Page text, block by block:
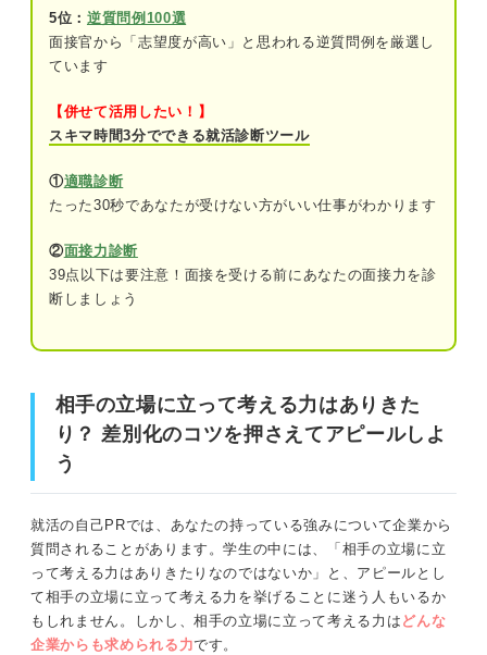
直接顧客とかかわる仕事
人を指導・サポートする仕事
3ステップで簡単！ 相手の立場に立って考える力を
アピールしよう
経験で得た成果や学びを伝える
ール表現に言い換えよう！
協調性がある
コミュニケーション能力がある
相手の立場に立つ力をアピールするときは2つのマ
イナスな印象を払拭しよう
受け身の印象を残す傾向にある！ 主体性を
5位： 逆質問例100選
面接官から「志望度が高い」と思われる逆質問例を厳選し
ています
【併せて活用したい！】
スキマ時間3分でできる就活診断ツール
①適職診断
たった30秒であなたが受けない方がいい仕事がわかります
②面接力診断
39点以下は要注意！面接を受ける前にあなたの面接力を診
断しましょう
相手の立場に立って考える力はありきた
り？ 差別化のコツを押さえてアピールしよ
う
就活の自己PRでは、あなたの持っている強みについて企業から
質問されることがあります。学生の中には、「相手の立場に立
って考える力はありきたりなのではないか」と、アピールとし
て相手の立場に立って考える力を挙げることに迷う人もいるか
もしれません。しかし、相手の立場に立って考える力は どんな
企業からも求められる力です。
相手の立場に立って考える力はありきたり？ 差別化のコ
相手の立場に立って考える力とは
相手の立場に立つことがビジネスシーンで役立つ3つの理
由
顧客のニーズがわかるから
コミュニケーションを円滑にするから